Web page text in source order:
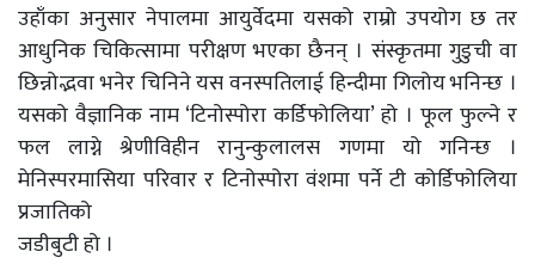
उहाँका अनुसार नेपालमा आयुर्वेदमा यसको राम्रो उपयोग छ तर
आधुनिक चिकित्सामा परीक्षण भएका छैनन् । संस्कृतमा गुडुची वा
छिन्नोद्भवा भनेर चिनिने यस वनस्पतिलाई हिन्दीमा गिलोय भनिन्छ ।
यसको वैज्ञानिक नाम ‘टिनोस्पोरा कर्डिफोलिया’ हो । फूल फुल्ने र
फल लाग्ने श्रेणीविहीन रानुन्कुलालस गणमा यो गनिन्छ ।
मेनिस्परमासिया परिवार र टिनोस्पोरा वंशमा पर्ने टी कोर्डिफोलिया
प्रजातिको
जडीबुटी हो ।